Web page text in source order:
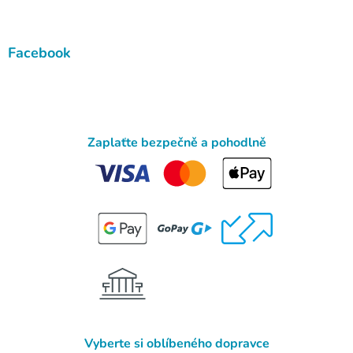
Facebook
Zaplaťte bezpečně a pohodlně
Vyberte si oblíbeného dopravce